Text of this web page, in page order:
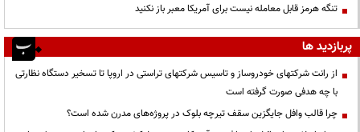
تنگه هرمز قابل معامله نیست برای آمریکا معبر باز نکنید
پربازدید ها
از رانت‌ شرکتهای خودروساز و تاسیس شرکتهای تراستی در اروپا تا تسخیر دستگاه نظارتی
با چه هدفی صورت گرفته است
چرا قالب وافل جایگزین سقف تیرچه بلوک در پروژه‌های مدرن شده است؟